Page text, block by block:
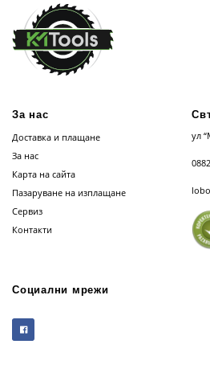
За нас
Доставка и плащане
За нас
Карта на сайта
Пазаруване на изплащане
Сервиз
Контакти
ул
Социални мрежи